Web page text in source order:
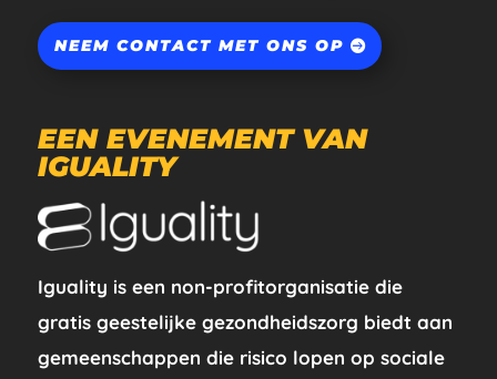
NEEM CONTACT MET ONS OP
EEN EVENEMENT VAN
IGUALITY
Iguality is een non-profitorganisatie die
gratis geestelijke gezondheidszorg biedt aan
gemeenschappen die risico lopen op sociale